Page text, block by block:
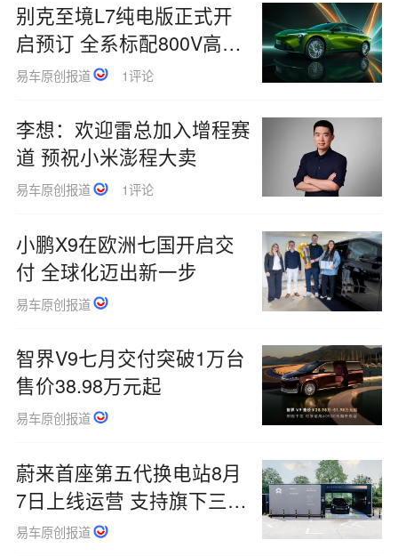
别克至境L7纯电版正式开
启预订 全系标配800V高压
架构
易车原创报道 1评论
李想：欢迎雷总加入增程赛
道 预祝小米澎程大卖
易车原创报道 1评论
小鹏X9在欧洲七国开启交
付 全球化迈出新一步
易车原创报道
智界V9七月交付突破1万台
售价38.98万元起
易车原创报道
蔚来首座第五代换电站8月
7日上线运营 支持旗下三个
品牌换电
易车原创报道